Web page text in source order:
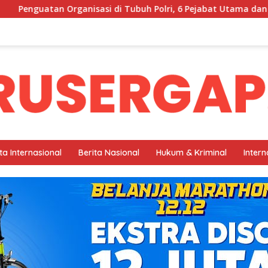
Polri, 6 Pejabat Utama dan 5 Kapolres di Jajaran Polda
Internasional Berita Nasional Hukum & Kriminal